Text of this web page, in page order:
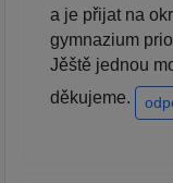
a je přijat na
gymnazium
Jěště jednou
děkujeme.